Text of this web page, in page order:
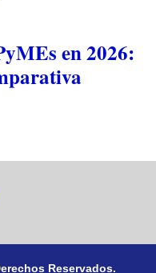
en 2026:
Reservados.